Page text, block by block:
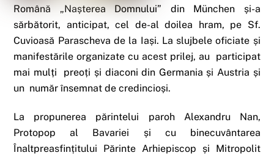
Română „Nașterea Domnului” din München și-a
sărbătorit, anticipat, cel de-al doilea hram, pe Sf.
Cuvioasă Parascheva de la Iași. La slujbele oficiate și
manifestările organizate cu acest prilej, au participat
mai mulți preoți și diaconi din Germania și Austria și
un număr însemnat de credincioși.
La propunerea părintelui paroh Alexandru Nan,
Protopop al Bavariei și cu binecuvântarea
Înaltpreasfințitului Părinte Arhiepiscop și Mitropolit